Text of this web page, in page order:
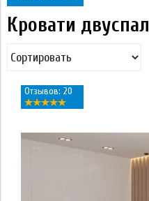
Цена
Применить
Кровати
Отзывов: 20